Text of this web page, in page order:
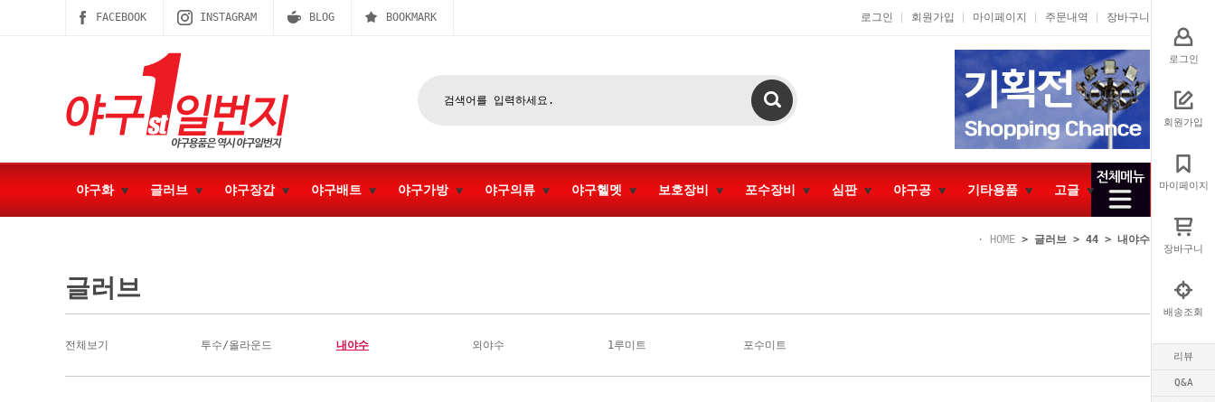
로그인
회원가입
마이페이지
장바구니
배송조회
리뷰
Q&A
FACEBOOK INSTAGRAM BLOG BOOKMARK 로그인 회원가입 마이페이지 주문내역 장바구니
야구화 글러브 야구장갑 야구배트 야구가방 야구의류 야구헬멧 보호장비 포수장비 심판 야구공 기타용품 고글
HOME > 글러브 > 44 > 내야수
글러브
전체보기 투수/올라운드 내야수 외야수 1루미트 포수미트